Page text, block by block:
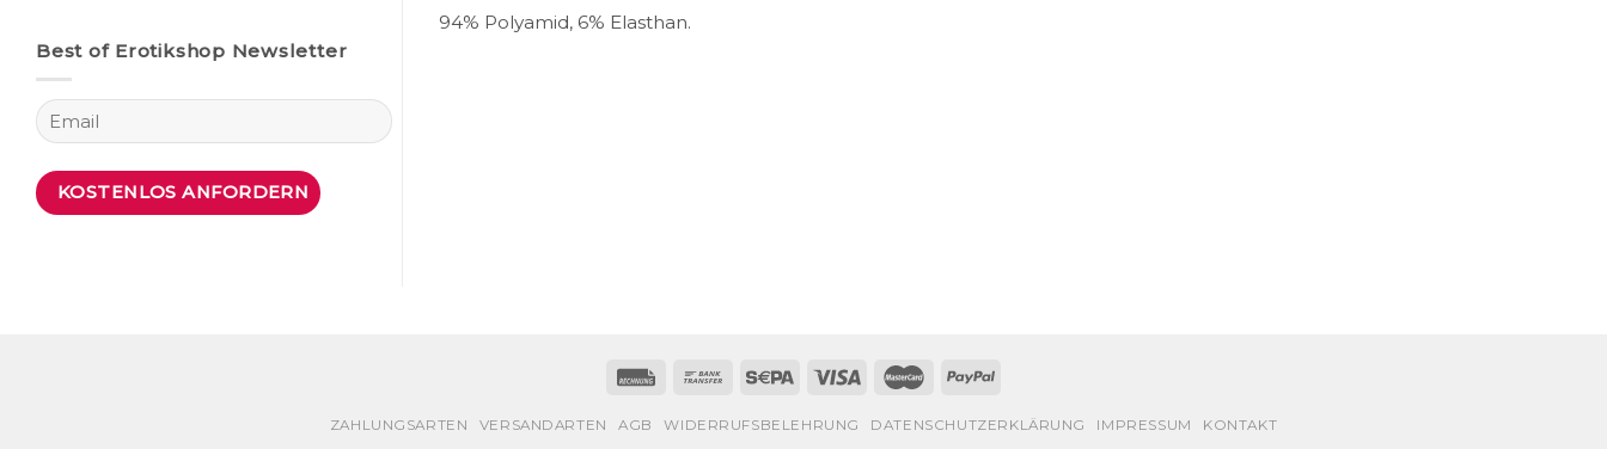
Best of Erotikshop Newsletter
94% Polyamid, 6% Elasthan.
ZAHLUNGSARTEN VERSANDARTEN AGB WIDERRUFSBELEHRUNG DATENSCHUTZERKLÄRUNG IMPRESSUM KONTAKT